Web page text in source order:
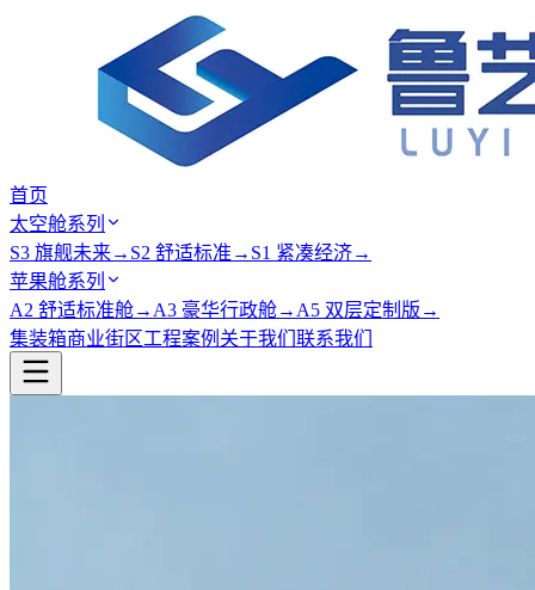
首页
太空舱系列
S3 旗舰未来→ S2 舒适标准 → S1 紧凑经济→
苹果舱系列
A2 舒适标准舱→ A3 豪华行政舱→ A5 双层定制版 →
集装箱商业街区工程案例 关于我们 联系我们